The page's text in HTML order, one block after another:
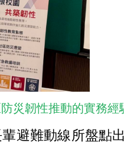
災韌性推動的實務經
避難動線所盤點